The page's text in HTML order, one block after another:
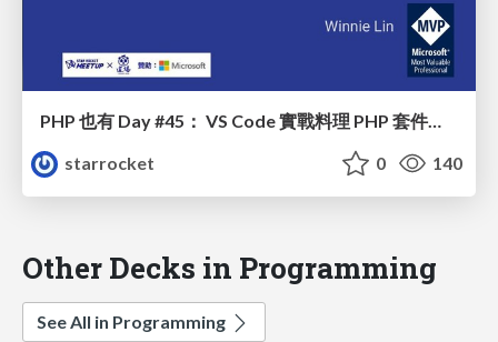
PHP 也有 Day #45： VS Code 實戰料理 PHP 套件網站佐 Azure Pipelines
starrocket
0 140
Other Decks in Programming
See All in Programming